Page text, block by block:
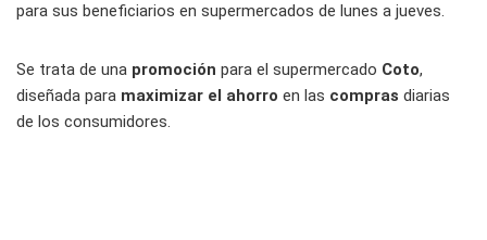
para sus beneficiarios en supermercados de lunes a jueves.
Se trata de una promoción para el supermercado Coto,
diseñada para maximizar el ahorro en las compras diarias
de los consumidores.